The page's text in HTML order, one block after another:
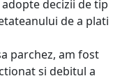
decizii de tip
de a plati
parchez, am fost
si debitul a